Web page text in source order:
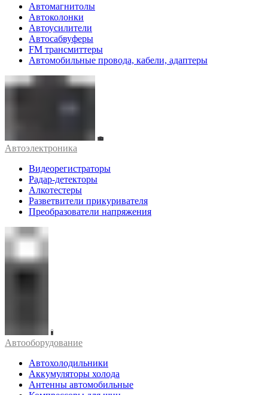
Автомагнитолы
Автоколонки
Автоусилители
Автосабвуферы
FM трансмиттеры
Автомобильные провода, кабели, адаптеры
Автоэлектроника
Видеорегистраторы
Радар-детекторы
Алкотестеры
Разветвители прикуривателя
Преобразователи напряжения
Автооборудование
Автохолодильники
Аккумуляторы холода
Антенны автомобильные